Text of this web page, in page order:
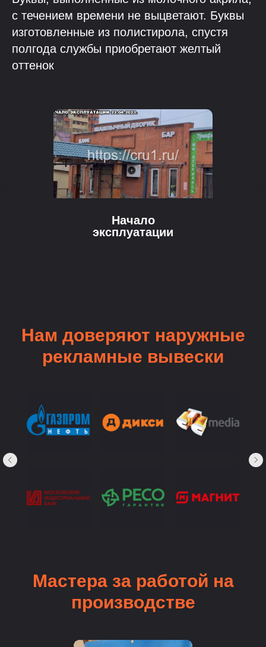
с течением времени не выцветают. Буквы
изготовленные из полистирола, спустя
полгода службы приобретают желтый
оттенок
Начало
эксплуатации
Нам доверяют наружные
рекламные вывески
Мастера за работой на
производстве